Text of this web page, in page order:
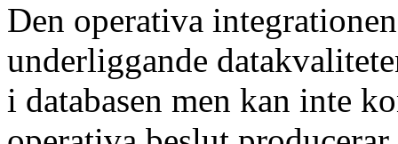
Den operativa
underliggande
i databasen men kan inte